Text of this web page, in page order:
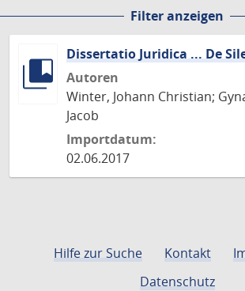
Filter anzeigen
Dissertatio Juridica ... De
Autoren
Winter, Johann Christian;
Jacob
Importdatum:
02.06.2017
Hilfe zur Suche Kontakt
Datenschutz